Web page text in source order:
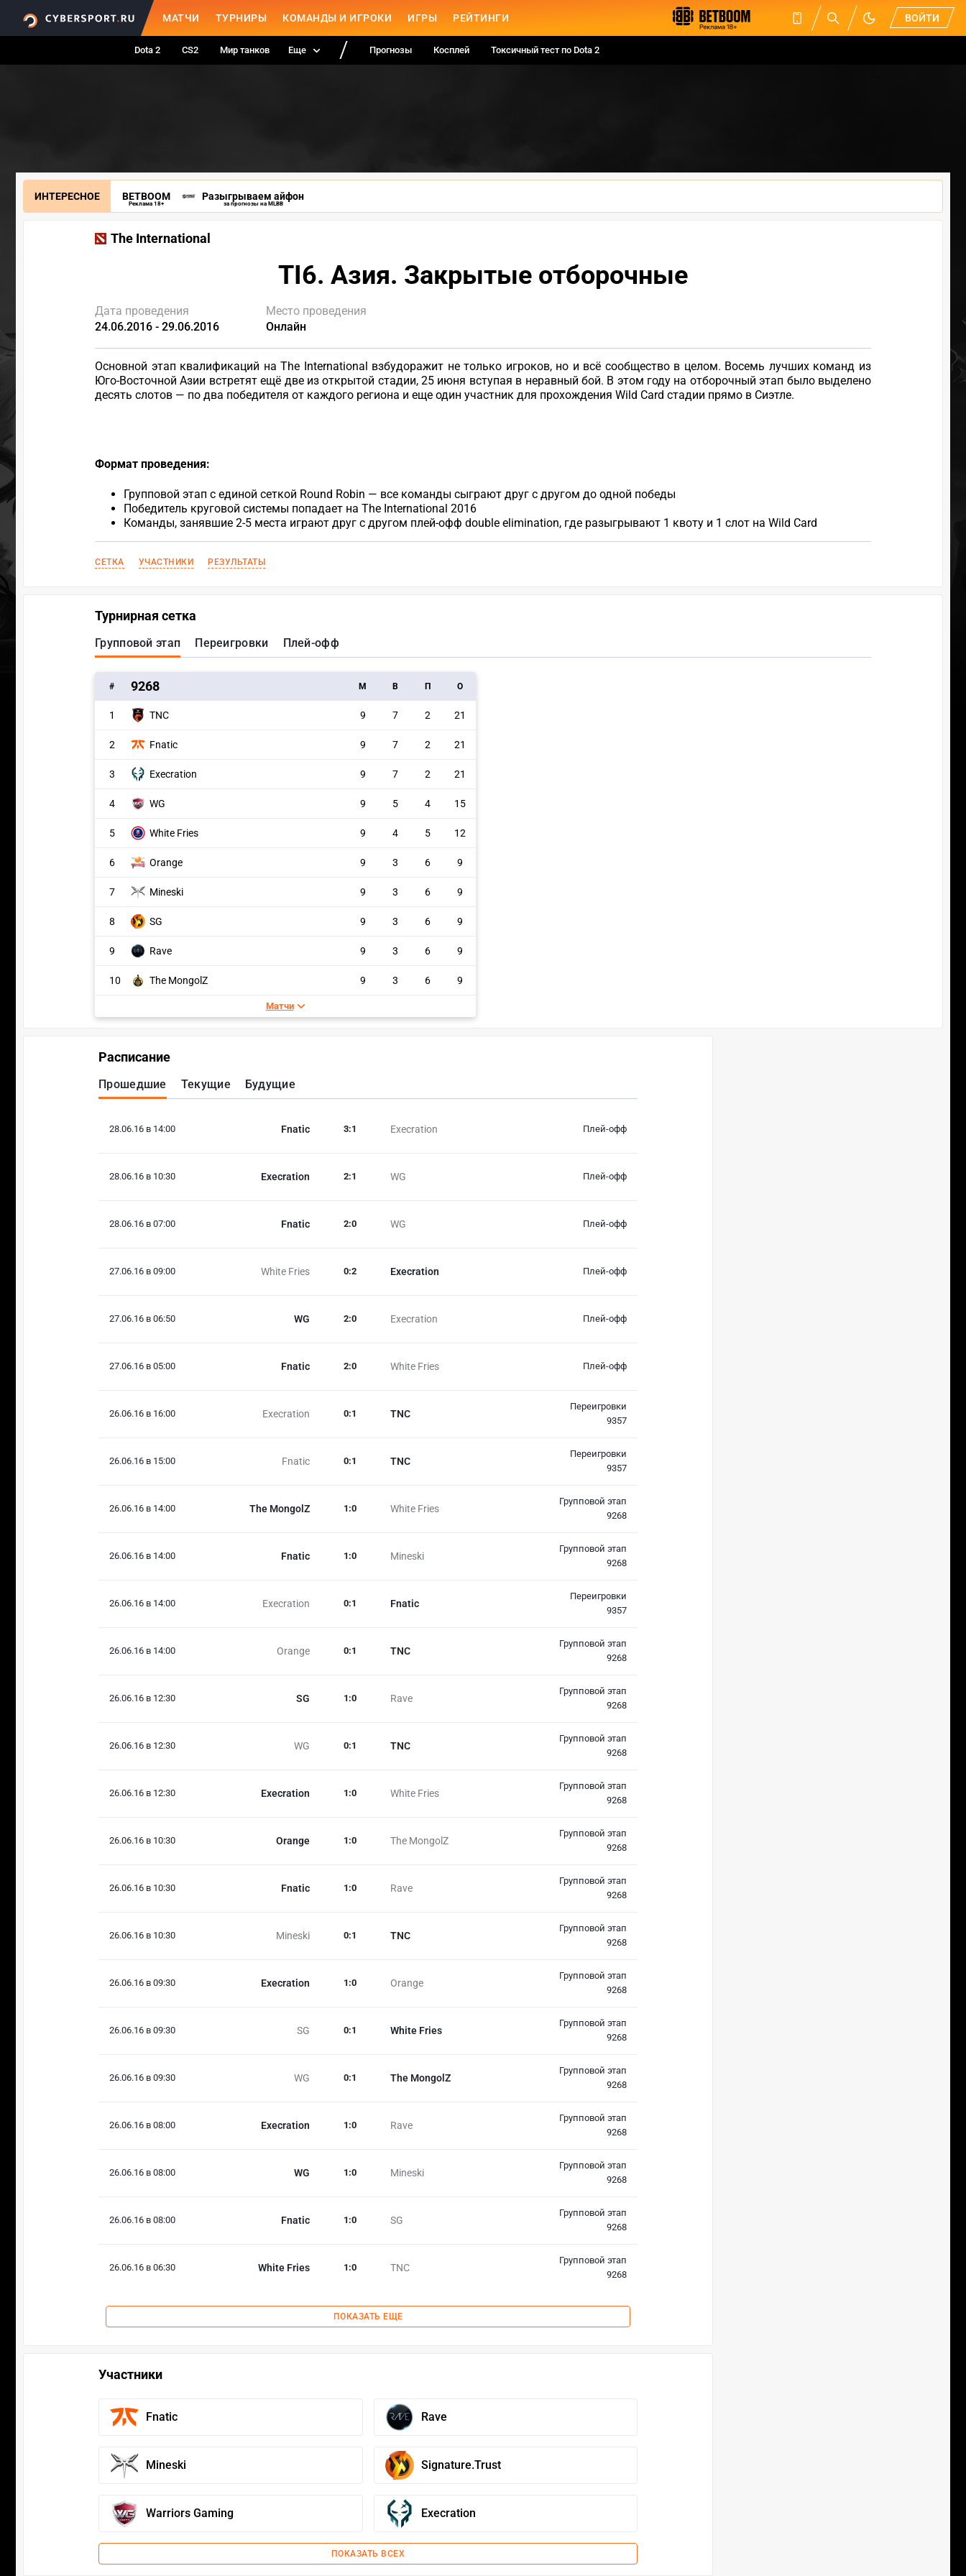
МАТЧИ ТУРНИРЫ КОМАНДЫ И ИГРОКИ ИГРЫ РЕЙТИНГИ ВОЙТИ
Dota 2 CS2 Мир танков Еще Прогнозы Косплей Токсичный тест по Dota 2
ИНТЕРЕСНОЕ BETBOOM
Реклама 18+
Разыгрываем айфон
за прогнозы на MLBB
The International
TI6. Азия. Закрытые отборочные
Дата проведения
24.06.2016 - 29.06.2016
Место проведения
Онлайн
Основной этап квалификаций на The International взбудоражит не только игроков, но и всё сообщество в целом. Восемь лучших команд из
Юго-Восточной Азии встретят ещё две из открытой стадии, 25 июня вступая в неравный бой. В этом году на отборочный этап было выделено
десять слотов — по два победителя от каждого региона и еще один участник для прохождения Wild Card стадии прямо в Сиэтле.
Формат проведения:
Групповой этап с единой сеткой Round Robin — все команды сыграют друг с другом до одной победы
Победитель круговой системы попадает на The International 2016
Команды, занявшие 2-5 места играют друг с другом плей-офф double elimination, где разыгрывают 1 квоту и 1 слот на Wild Card
СЕТКА УЧАСТНИКИ РЕЗУЛЬТАТЫ
Турнирная сетка
Групповой этап Переигровки Плей-офф
# 9268 M В П О
1 TNC 9 7 2 21
2 Fnatic 9 7 2 21
3 Execration 9 7 2 21
4 WG 9 5 4 15
5 White Fries 9 4 5 12
6 Orange 9 3 6 9
7 Mineski 9 3 6 9
8 SG 9 3 6 9
9 Rave 9 3 6 9
10 The MongolZ 9 3 6 9
Матчи
Расписание
Прошедшие Текущие Будущие
28.06.16 в 14:00 Fnatic Execration
3:1 Плей-офф
28.06.16 в 10:30 Execration WG
2:1 Плей-офф
28.06.16 в 07:00 Fnatic WG
2:0 Плей-офф
27.06.16 в 09:00 White Fries Execration
0:2 Плей-офф
27.06.16 в 06:50 WG Execration
2:0 Плей-офф
27.06.16 в 05:00 Fnatic White Fries
2:0 Плей-офф
26.06.16 в 16:00 Execration TNC
0:1
Переигровки
9357
26.06.16 в 15:00 Fnatic TNC
0:1
Переигровки
9357
26.06.16 в 14:00 The MongolZ White Fries
1 :0
Групповой этап
9268
26.06.16 в 14:00 Fnatic Mineski
1 :0
Групповой этап
9268
26.06.16 в 14:00 Execration Fnatic
0:1
Переигровки
9357
26.06.16 в 14:00 Orange TNC
0:1
Групповой этап
9268
26.06.16 в 12:30 SG Rave
1 :0
Групповой этап
9268
26.06.16 в 12:30 WG TNC
0:1
Групповой этап
9268
26.06.16 в 12:30 Execration White Fries
1 :0
Групповой этап
9268
26.06.16 в 10:30 Orange The MongolZ
1 :0
Групповой этап
9268
26.06.16 в 10:30 Fnatic Rave
1 :0
Групповой этап
9268
26.06.16 в 10:30 Mineski TNC
0:1
Групповой этап
9268
26.06.16 в 09:30 Execration Orange
1 :0
Групповой этап
9268
26.06.16 в 09:30 SG White Fries
0:1
Групповой этап
9268
26.06.16 в 09:30 WG The MongolZ
0:1
Групповой этап
9268
26.06.16 в 08:00 Execration Rave
1 :0
Групповой этап
9268
26.06.16 в 08:00 WG Mineski
1 :0
Групповой этап
9268
26.06.16 в 08:00 Fnatic SG
1 :0
Групповой этап
9268
26.06.16 в 06:30 White Fries TNC
1 :0
Групповой этап
9268
ПОКАЗАТЬ ЕЩЕ
Участники
Fnatic Rave
Mineski Signature.Trust
Warriors Gaming Execration
ПОКАЗАТЬ ВСЕХ